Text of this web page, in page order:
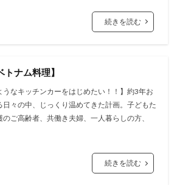
続きを読む
ナム料理】
うなキッチンカーをはじめたい！！】約3年お
日々の中、じっくり温めてきた計画。子どもた
ご高齢者、共働き夫婦、一人暮らしの方、
続きを読む